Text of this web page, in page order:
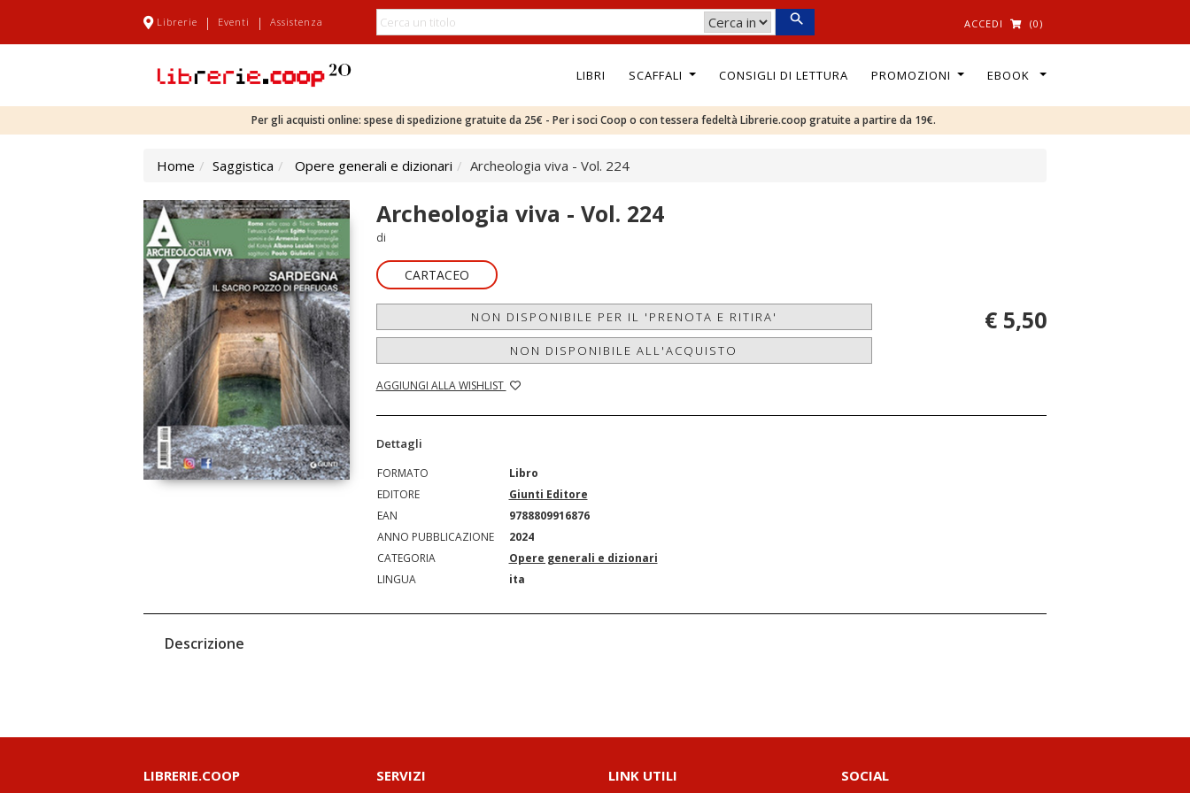
Librerie | Eventi | Assistenza ACCEDI (0)
LIBRI SCAFFALI CONSIGLI DI LETTURA PROMOZIONI EBOOK
Per gli acquisti online: spese di spedizione gratuite da 25€ - Per i soci Coop o con tessera fedeltà Librerie.coop gratuite a partire da 19€.
Home Saggistica Opere generali e dizionari Archeologia viva - Vol. 224
Archeologia viva - Vol. 224
di
CARTACEO
NON DISPONIBILE PER IL 'PRENOTA E RITIRA'
NON DISPONIBILE ALL'ACQUISTO
AGGIUNGI ALLA WISHLIST
€ 5,50
Dettagli
FORMATO
Libro
EDITORE
Giunti Editore
EAN
9788809916876
ANNO PUBBLICAZIONE
2024
CATEGORIA
Opere generali e dizionari
LINGUA
ita
Descrizione
LIBRERIE.COOP SERVIZI LINK UTILI SOCIAL